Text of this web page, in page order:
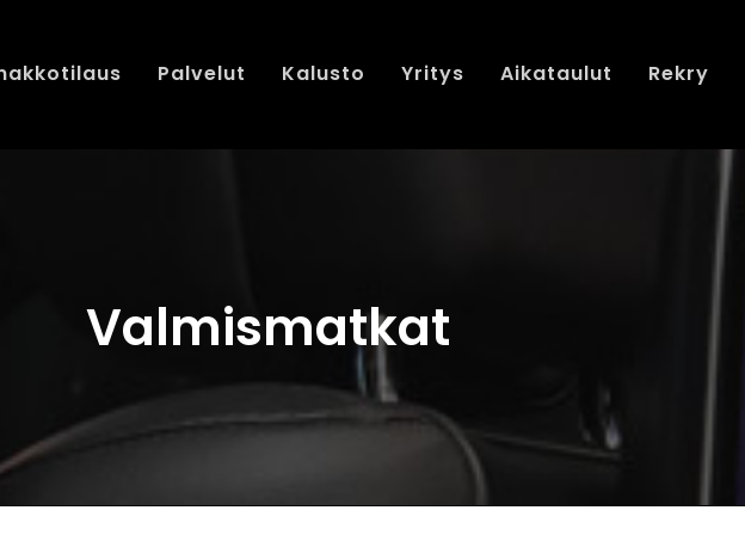
Palvelut Kalusto Yritys Aikataulut Rekry
Valmismatkat